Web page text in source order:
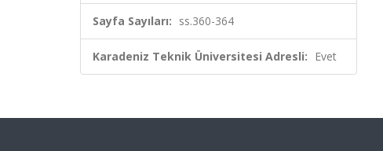
Sayfa Sayıları: ss.360-364
Karadeniz Teknik Üniversitesi Adresli: Evet